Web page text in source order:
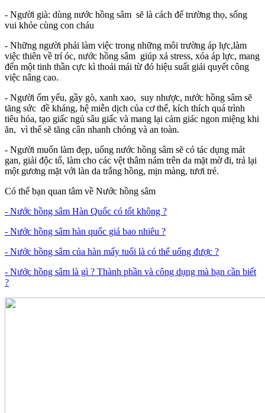
- Người già: dùng nước hồng sâm sẽ là cách để trường thọ, sống
vui khỏe cùng con cháu
- Những người phải làm việc trong những môi trường áp lực,làm
việc thiên về trí óc, nước hồng sâm giúp xả stress, xóa áp lực, mang
đến một tinh thần cực kì thoải mái từ đó hiệu suất giải quyết công
việc nâng cao.
- Người ốm yếu, gầy gò, xanh xao, suy nhược, nước hồng sâm sẽ
tăng sức đề kháng, hệ miễn dịch của cơ thể, kích thích quá trình
tiêu hóa, tạo giấc ngủ sâu giấc và mang lại cảm giác ngon miệng khi
ăn, vì thế sẽ tăng cân nhanh chóng và an toàn.
- Người muốn làm đẹp, uống nước hồng sâm sẽ có tác dụng mát
gan, giải độc tố, làm cho các vệt thâm nám trên da mặt mờ đi, trả lại
một gương mặt với làn da trắng hồng, mịn màng, tươi trẻ.
Có thể bạn quan tâm về Nước hồng sâm
- Nước hồng sâm Hàn Quốc có tốt không ?
- Nước hồng sâm hàn quốc giá bao nhiêu ?
- Nước hồng sâm của hàn mấy tuổi là có thể uống được ?
- Nước hồng sâm là gì ? Thành phần và công dụng mà bạn cần biết
?